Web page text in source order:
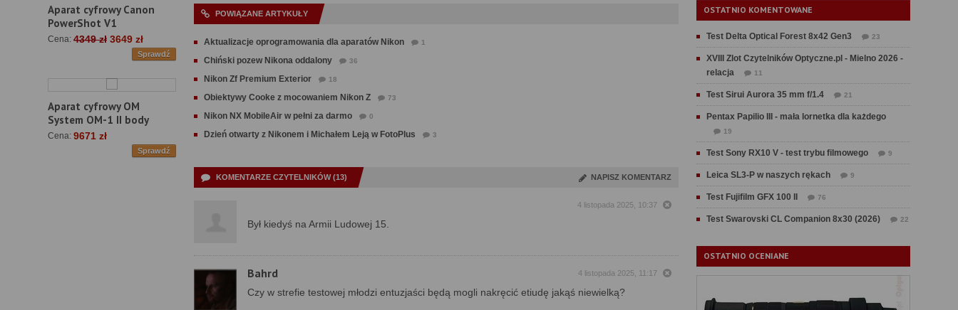
Aparat cyfrowy Canon
PowerShot V1
Cena: 4349 zł 3649 zł
Sprawdź
Aparat cyfrowy OM
System OM-1 II body
Cena: 9671 zł
Sprawdź
POWIĄZANE ARTYKUŁY
Aktualizacje oprogramowania dla aparatów Nikon 1
Chiński pozew Nikona oddalony 36
Nikon Zf Premium Exterior 18
Obiektywy Cooke z mocowaniem Nikon Z 73
Nikon NX MobileAir w pełni za darmo 0
Dzień otwarty z Nikonem i Michałem Leją w FotoPlus 3
KOMENTARZE CZYTELNIKÓW (13) NAPISZ KOMENTARZ
4 listopada 2025, 10:37
Był kiedyś na Armii Ludowej 15.
Bahrd 4 listopada 2025, 11:17
Czy w strefie testowej młodzi entuzjaści będą mogli nakręcić etiudę jakąś niewielką?
OSTATNIO KOMENTOWANE
Test Delta Optical Forest 8x42 Gen3 23
XVIII Zlot Czytelników Optyczne.pl - Mielno 2026 -
relacja
11
Test Sirui Aurora 35 mm f/1.4 21
Pentax Papilio III - mała lornetka dla każdego
19
Test Sony RX10 V - test trybu filmowego 9
Leica SL3-P w naszych rękach 9
Test Fujifilm GFX 100 II 76
Test Swarovski CL Companion 8x30 (2026) 22
OSTATNIO OCENIANE